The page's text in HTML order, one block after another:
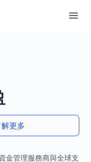
更多
金管理服務商與全球支